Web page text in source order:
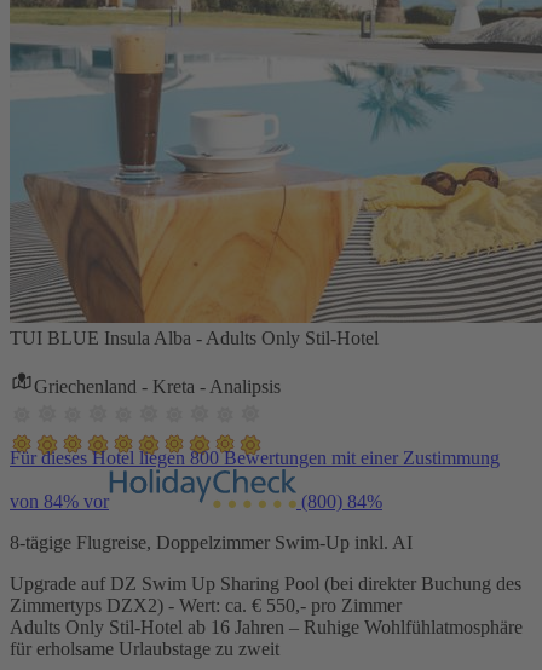
TUI BLUE Insula Alba - Adults Only Stil-Hotel
Griechenland - Kreta - Analipsis
Für dieses Hotel liegen 800 Bewertungen mit einer Zustimmung
von 84% vor (800) 84%
8-tägige Flugreise, Doppelzimmer Swim-Up inkl. AI
Upgrade auf DZ Swim Up Sharing Pool (bei direkter Buchung des
Zimmertyps DZX2) - Wert: ca. € 550,- pro Zimmer
Adults Only Stil-Hotel ab 16 Jahren – Ruhige Wohlfühlatmosphäre
für erholsame Urlaubstage zu zweit